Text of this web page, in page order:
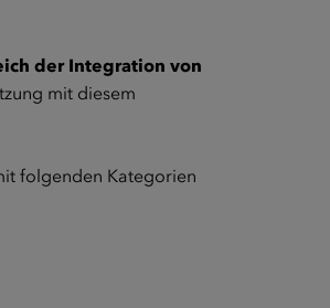
der Integration von
mit diesem
folgenden Kategorien